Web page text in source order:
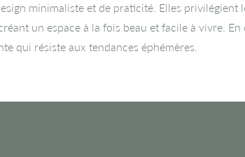
minimaliste et de praticité. Elles privilégient
un espace à la fois beau et facile à vivre.
qui résiste aux tendances éphémères.